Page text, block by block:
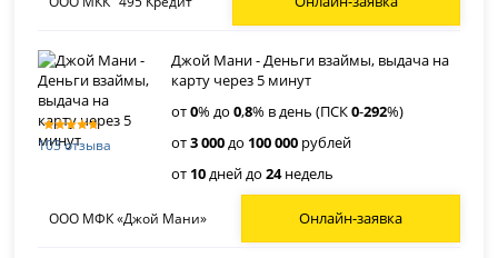
103 отзыва
Джой Мани - Деньги взаймы, выдача на
карту через 5 минут
от0% до0,8% в день (ПСК0-292%)
от3 000до 100 000 рублей
от 10дней до24недель
ООО МФК «Джой Мани» Онлайн-заявка